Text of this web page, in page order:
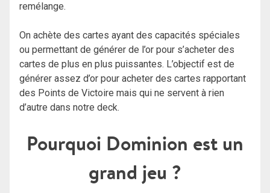
remélange.
On achète des cartes ayant des capacités spéciales
ou permettant de générer de l’or pour s’acheter des
cartes de plus en plus puissantes. L’objectif est de
générer assez d’or pour acheter des cartes rapportant
des Points de Victoire mais qui ne servent à rien
d’autre dans notre deck.
Pourquoi Dominion est un
grand jeu ?